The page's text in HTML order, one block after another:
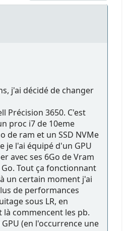
j'ai décidé de changer
Précision 3650. C'est
proc i7 de 10eme
de ram et un SSD NVMe
je l'ai équipé d'un GPU
avec ses 6Go de Vram
Go. Tout ça fonctionnant
un certain moment j'ai
de performances
sous LR, en
là commencent les pb.
(en l'occurrence une